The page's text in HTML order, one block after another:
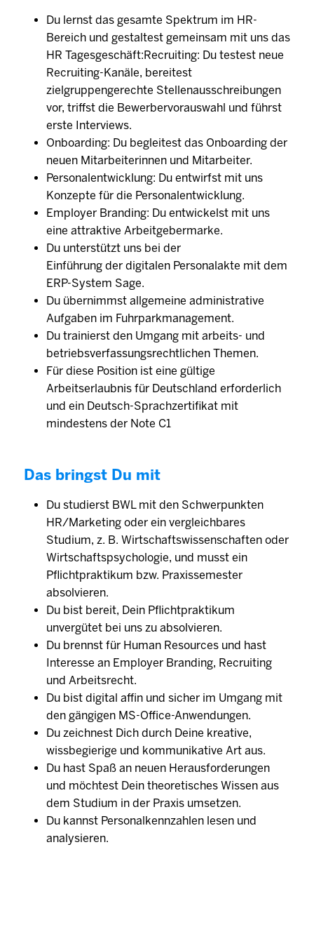
Du lernst das gesamte Spektrum im HR-
Bereich und gestaltest gemeinsam mit uns das
HR Tagesgeschäft:Recruiting: Du testest neue
Recruiting-Kanäle, bereitest
zielgruppengerechte Stellenausschreibungen
vor, triffst die Bewerbervorauswahl und führst
erste Interviews.
Onboarding: Du begleitest das Onboarding der
neuen Mitarbeiterinnen und Mitarbeiter.
Personalentwicklung: Du entwirfst mit uns
Konzepte für die Personalentwicklung.
Employer Branding: Du entwickelst mit uns
eine attraktive Arbeitgebermarke.
Du unterstützt uns bei der
Einführung der digitalen Personalakte mit dem
ERP-System Sage.
Du übernimmst allgemeine administrative
Aufgaben im Fuhrparkmanagement.
Du trainierst den Umgang mit arbeits- und
betriebsverfassungsrechtlichen Themen.
Für diese Position ist eine gültige
Arbeitserlaubnis für Deutschland erforderlich
und ein Deutsch-Sprachzertifikat mit
mindestens der Note C1
Das bringst Du mit
Du studierst BWL mit den Schwerpunkten
HR/Marketing oder ein vergleichbares
Studium, z. B. Wirtschaftswissenschaften oder
Wirtschaftspsychologie, und musst ein
Pflichtpraktikum bzw. Praxissemester
absolvieren.
Du bist bereit, Dein Pflichtpraktikum
unvergütet bei uns zu absolvieren.
Du brennst für Human Resources und hast
Interesse an Employer Branding, Recruiting
und Arbeitsrecht.
Du bist digital affin und sicher im Umgang mit
den gängigen MS-Office-Anwendungen.
Du zeichnest Dich durch Deine kreative,
wissbegierige und kommunikative Art aus.
Du hast Spaß an neuen Herausforderungen
und möchtest Dein theoretisches Wissen aus
dem Studium in der Praxis umsetzen.
Du kannst Personalkennzahlen lesen und
analysieren.